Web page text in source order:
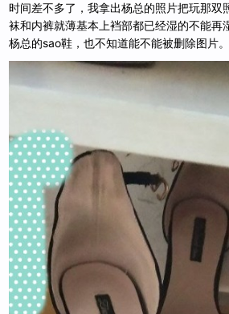
时间差不多了，我拿出杨总的照片把玩那双
袜和内裤就薄基本上裆部都已经湿的不能再
杨总的sao鞋，也不知道能不能被删除图片。